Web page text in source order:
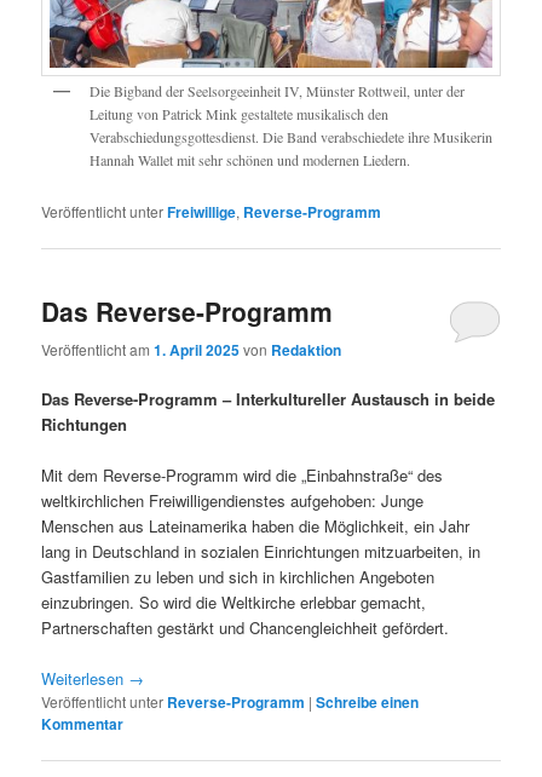
Die Bigband der Seelsorgeeinheit IV, Münster Rottweil, unter der
Leitung von Patrick Mink gestaltete musikalisch den
Verabschiedungsgottesdienst. Die Band verabschiedete ihre Musikerin
Hannah Wallet mit sehr schönen und modernen Liedern.
Veröffentlicht unterFreiwillige, Reverse-Programm
Das Reverse-Programm
Veröffentlicht am1. April 2025von Redaktion
Das Reverse-Programm – Interkultureller Austausch in beide
Richtungen
Mit dem Reverse-Programm wird die „Einbahnstraße“ des
weltkirchlichen Freiwilligendienstes aufgehoben: Junge
Menschen aus Lateinamerika haben die Möglichkeit, ein Jahr
lang in Deutschland in sozialen Einrichtungen mitzuarbeiten, in
Gastfamilien zu leben und sich in kirchlichen Angeboten
einzubringen. So wird die Weltkirche erlebbar gemacht,
Partnerschaften gestärkt und Chancengleichheit gefördert.
Weiterlesen →
Veröffentlicht unter Reverse-Programm |Schreibe einen
Kommentar